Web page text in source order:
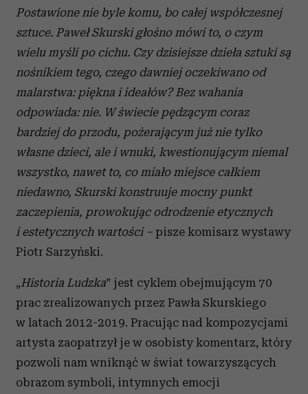
Postawione nie byle komu, bo całej współczesnej
sztuce. Paweł Skurski głośno mówi to, o czym
wielu myśli po cichu. Czy dzisiejsze dzieła sztuki są
nośnikiem tego, czego dawniej oczekiwano od
malarstwa: piękna i ideałów? Bez wahania
odpowiada: nie. W świecie pędzącym coraz
bardziej do przodu, pożerającym już nie tylko
własne dzieci, ale i wnuki, kwestionującym niemal
wszystko, nawet to, co miało miejsce całkiem
niedawno, Skurski konstruuje mocny punkt
zaczepienia, prowokując odrodzenie etycznych
i estetycznych wartości – pisze komisarz wystawy
Piotr Sarzyński.
„Historia Ludzka” jest cyklem obejmującym 70
prac zrealizowanych przez Pawła Skurskiego
w latach 2012-2019. Pracując nad kompozycjami
artysta zaopatrzył je w osobisty komentarz, który
pozwoli nam wniknąć w świat towarzyszących
obrazom symboli, intymnych emocji